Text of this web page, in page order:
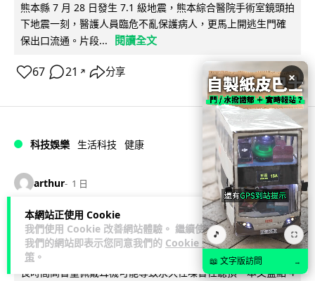
本網站正使用 Cookie
我們使用 Cookie 改善網站體驗。 繼續使用
我們的網站即表示您同意我們的 Cookie 政
策 。
熊本縣 7 月 28 日發生 7.1 級地震，熊本綜合醫院手術室鏡頭拍
下地震一刻，醫護人員臨危不亂保護病人，更馬上開逃生門確
保出口流通。片段...
閱讀全文
67 21 ↗ 分享
科技娛樂 生活科技 健康
arthur 1 日
AirPods 用家注意聽力響紅燈 醫學界籲
耳機用戶謹守「60-60」鐵律
長時間高音量佩戴耳機可能導致永久性噪音性聽損。本文盤點 4
×
🎵 ⛶
📖 文字版訪問 →